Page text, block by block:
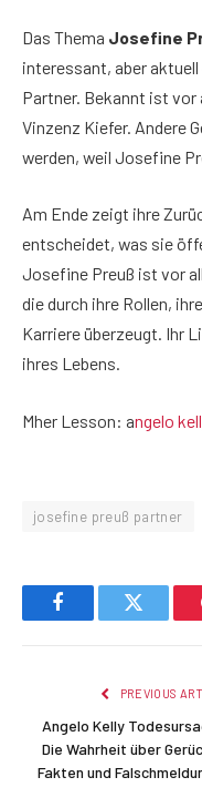
Das Thema Josefine
interessant, aber
Partner. Bekannt ist vor
Vinzenz Kiefer. Andere
werden, weil Josefine
Am Ende zeigt ihre
entscheidet, was sie
Josefine Preuß ist vor
die durch ihre Rollen,
Karriere überzeugt. Ihr
ihres Lebens.
Mher Lesson: angelo
josefine preuß partner
FacebookTwitter
PREVIOUS
Angelo Kelly
Die Wahrheit über
Fakten und